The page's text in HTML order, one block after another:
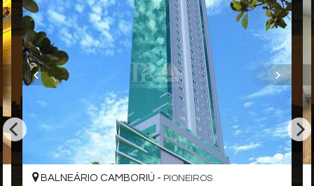
Gostou deste Imóvel?
Entre em contato com nós da Central PR Consultor Executivo
para agendar uma visita, e conhecer esse lindo Apartamento!
Nós da Central de Negócios PR Consultor Executivo & Home
Design, trabalhamos com foco sempre nos melhores imóveis de
Balneário Camboriú e Região. Também garimpamos
oportunidades de investimentos para que você possa ter um
ótimo investimento com a maior segurança, assim realizando
seu sonho!
Apartamento:
BALNEÁRIO CAMBORIÚ - PIONEIROS